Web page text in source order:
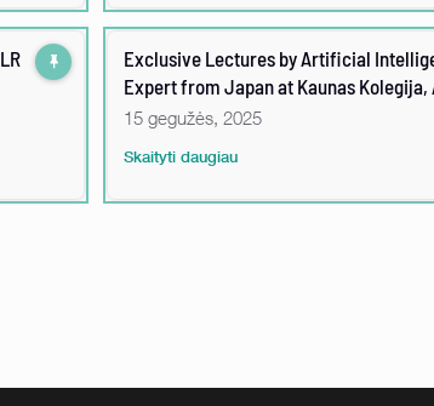
Exclusive Lectures by Artificial
Expert from Japan at Kaunas Kolegija,
15 gegužės, 2025
Skaityti daugiau